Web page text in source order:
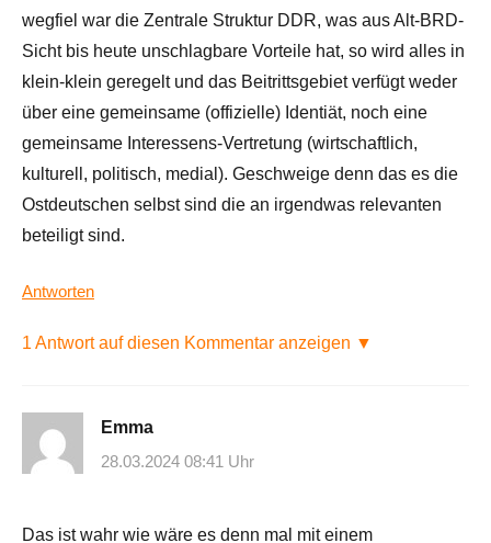
wegfiel war die Zentrale Struktur DDR, was aus Alt-BRD-
Sicht bis heute unschlagbare Vorteile hat, so wird alles in
klein-klein geregelt und das Beitrittsgebiet verfügt weder
über eine gemeinsame (offizielle) Identiät, noch eine
gemeinsame Interessens-Vertretung (wirtschaftlich,
kulturell, politisch, medial). Geschweige denn das es die
Ostdeutschen selbst sind die an irgendwas relevanten
beteiligt sind.
Antworten
1 Antwort auf diesen Kommentar anzeigen ▼
Emma
28.03.2024 08:41 Uhr
Das ist wahr wie wäre es denn mal mit einem